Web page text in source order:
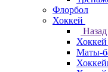
Флорбол
Хоккей
Назад
Хоккей
Маты-